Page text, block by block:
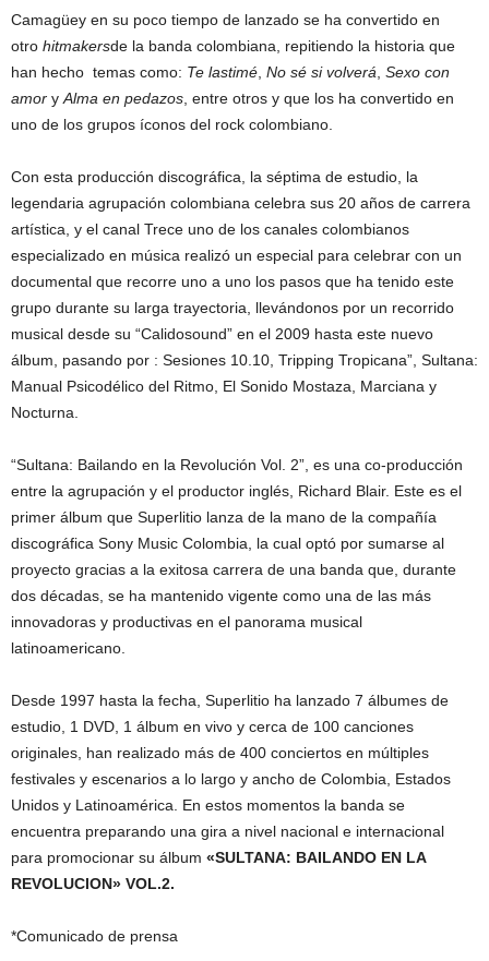
Camagüey en su poco tiempo de lanzado se ha convertido en
otro hitmakersde la banda colombiana, repitiendo la historia que
han hecho temas como: Te lastimé No sé si volverá Sexo con
amor y Alma en pedazos , entre otros y que los ha convertido en
uno de los grupos íconos del rock colombiano.
Con esta producción discográfica, la séptima de estudio, la
legendaria agrupación colombiana celebra sus 20 años de carrera
artística, y el canal Trece uno de los canales colombianos
especializado en música realizó un especial para celebrar con un
documental que recorre uno a uno los pasos que ha tenido este
grupo durante su larga trayectoria, llevándonos por un recorrido
musical desde su “Calidosound” en el 2009 hasta este nuevo
álbum, pasando por : Sesiones 10.10, Tripping Tropicana”, Sultana:
Manual Psicodélico del Ritmo, El Sonido Mostaza, Marciana y
Nocturna.
“Sultana: Bailando en la Revolución Vol. 2”, es una co-producción
entre la agrupación y el productor inglés, Richard Blair. Este es el
primer álbum que Superlitio lanza de la mano de la compañía
discográfica Sony Music Colombia, la cual optó por sumarse al
proyecto gracias a la exitosa carrera de una banda que, durante
dos décadas, se ha mantenido vigente como una de las más
innovadoras y productivas en el panorama musical
latinoamericano.
Desde 1997 hasta la fecha, Superlitio ha lanzado 7 álbumes de
estudio, 1 DVD, ​1 álbum en vivo y cerca de 100 canciones
originales, han realizado más de 400 conciertos en múltiples
festivales y escenarios a lo largo y ancho de Colombia, Estados
Unidos y Latinoamérica. En estos momentos la banda se
encuentra preparando una gira a nivel nacional e internacional
para promocionar su álbum «SULTANA: BAILANDO EN LA
REVOLUCION» VOL.2.
*Comunicado de prensa